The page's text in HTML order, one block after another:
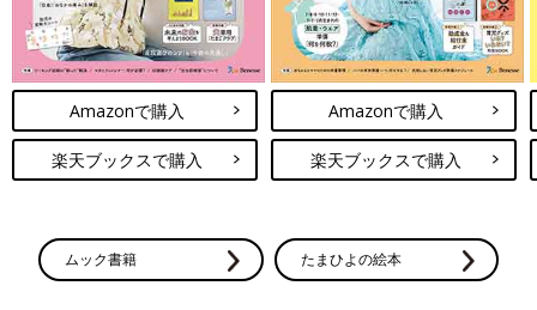
次女のドレスや着物を選ぶ際、私としては前回の３歳の七五三
（コロナ禍のため実際は撮影時には４歳になっていましたが…）
で着たピンクとは違う系統を着てほしいなと思ったのですが、次
女の好みは揺るがず、またしてもピンク色の着物をチョイス。
帯揚げや帯締めなども、すべてピンク色を選んでいました。
髪型は８種類から選べるので、３歳は私の好みでツインのお団子
の、次女が選んだのはまたしてもツインのお団子。
しかも、別室でヘアセットを終えた長女もまさかのツインお団
子！！
Amazonで購入
楽天ブックスで購入
Amazonで購入
楽天ブックスで購入
ムック書籍 たまひよの絵本